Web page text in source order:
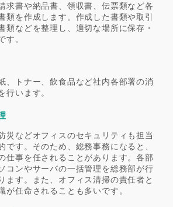
求書や納品書、領収書、伝票類など各
類を作成します。作成した書類や取引
類などを整理し、適切な場所に保存・
す。
、トナー、飲食品など社内各部署の消
行います。
災などオフィスのセキュリティも担当
です。そのため、総務事務になると、
仕事を任されることがあります。各部
コンやサーバの一括管理を総務部が行
ます。また、オフィス清掃の責任者と
が任命されることも多いです。